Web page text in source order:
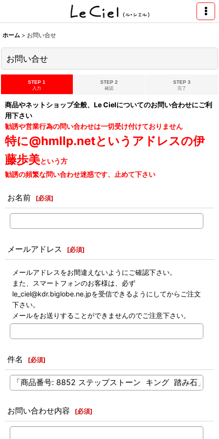
ホーム > お問い合せ
お問い合せ
STEP 1
入力
STEP 2
確認
STEP 3
完了
商品やネットショップ全般、Le Cielについてのお問い合わせにご利
用下さい
勧誘や営業行為の問い合わせは一切受け付けておりません
特に@hmllp.netというアドレスの伊
藤歩美という方
勧誘の頻繁な問い合わせ迷惑です、止めて下さい
お名前 [必須]
メールアドレス [必須]
メールアドレスをお間違えないようにご確認下さい。
また、スマートフォンのお客様は、必ず
le_ciel@kdr.biglobe.ne.jpを受信できるようにしてからご注文
下さい。
メールをお送りすることができませんのでご注意下さい。
件名 [必須]
お問い合わせ内容 [必須]